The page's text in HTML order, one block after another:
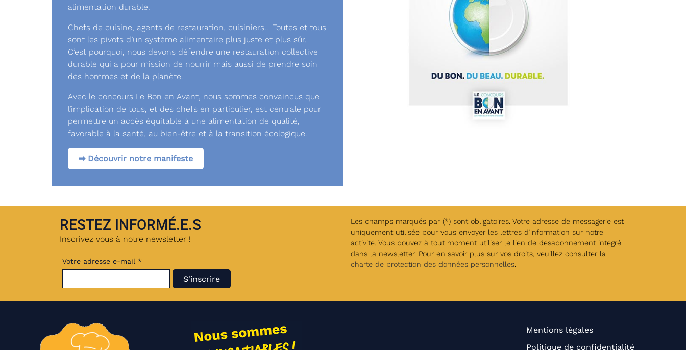
alimentation durable.
Chefs de cuisine, agents de restauration, cuisiniers… Toutes et tous
sont les pivots d’un système alimentaire plus juste et plus sûr.
C’est pourquoi, nous devons défendre une restauration collective
durable qui a pour mission de nourrir mais aussi de prendre soin
des hommes et de la planète.
Avec le concours Le Bon en Avant, nous sommes convaincus que
l’implication de tous, et des chefs en particulier, est centrale pour
permettre un accès équitable à une alimentation de qualité,
favorable à la santé, au bien-être et à la transition écologique.
➡︎ Découvrir notre manifeste
RESTEZ INFORMÉ.E.S
Inscrivez vous à notre newsletter !
Votre adresse e-mail *
Les champs marqués par (*) sont obligatoires. Votre adresse de messagerie est
uniquement utilisée pour vous envoyer les lettres d’information sur notre
activité. Vous pouvez à tout moment utiliser le lien de désabonnement intégré
dans la newsletter. Pour en savoir plus sur vos droits, veuillez consulter la
charte de protection des données personnelles
Mentions légales
Politique de confidentialité